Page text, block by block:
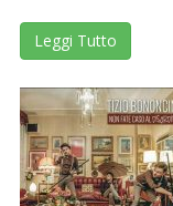
Leggi Tutto